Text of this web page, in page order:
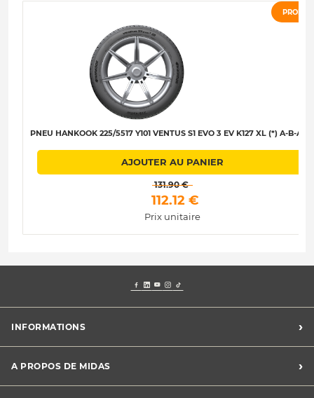
PROMO
PNEU HANKOOK 225/5517 Y101 VENTUS S1 EVO 3 EV K127 XL (*) A-B-A-67
AJOUTER AU PANIER
131.90 €
112.12 €
Prix unitaire
INFORMATIONS ›
Charte des cookies
Charte des données personnelles
A PROPOS DE MIDAS ›